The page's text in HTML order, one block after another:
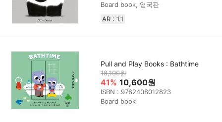
Board book, 영국판
AR : 1.1
Pull and Play Books : Bathtime
18,100원
41% 10,600원
ISBN : 9782408012823
Board book